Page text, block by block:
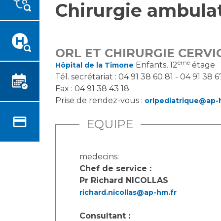
Vous accompagnez, vous
rendez visite à un patient
Vous avez un examen
d'imagerie ou de radiologie à
réaliser
Vous avez une analyse à
réaliser
myaphm, votre espace
santé en ligne
Vivre ensemble à l'hôpital
Culture à l'hôpital
Emplois paramédicaux
Emplois administratifs
Espace Formation
Étudiants hospitaliers
Emplois techniques et
médico-techniques
Emplois divers
Chercheurs
Chirurgie
ORL ET CHIRURGIE
Hôpital de la Timone Enfants, 12ème étage
Tél. secrétariat : 04 91 38 60 81 - 04 91 38
Fax : 04 91 38 43 18
Prise de rendez-vous : orlpediatrique@ap-
EQUIPE
medecins:
Chef de service :
Pr Richard NICOLLAS
richard.nicollas@ap-hm.fr
Consultant :